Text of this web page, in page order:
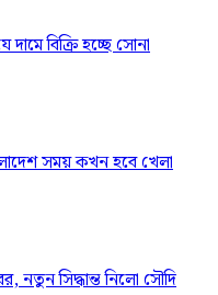
বিক্রি হচ্ছে সোনা
সময় কখন হবে খেলা
নতুন সিদ্ধান্ত নিলো সৌদি